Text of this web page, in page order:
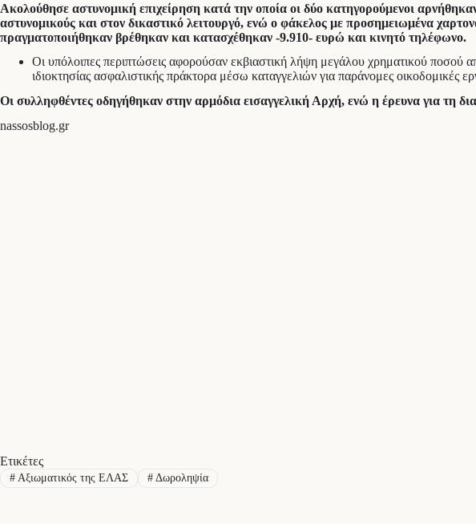
Ακολούθησε αστυνομική επιχείρηση κατά την οποία οι δύο κατηγορούμενοι
αστυνομικούς και στον δικαστικό λειτουργό, ενώ ο φάκελος με προσημειωμένα
πραγματοποιήθηκαν βρέθηκαν και κατασχέθηκαν -9.910- ευρώ και κινητό τηλέφωνο.
Οι υπόλοιπες περιπτώσεις αφορούσαν εκβιαστική λήψη μεγάλου χρηματικού ποσού
ιδιοκτησίας ασφαλιστικής πράκτορα μέσω καταγγελιών για παράνομες οικοδομικές
Οι συλληφθέντες οδηγήθηκαν στην αρμόδια εισαγγελική Αρχή, ενώ η έρευνα για τη
nassosblog.gr
Ετικέτες
#Αξιωματικός της ΕΛΑΣ #Δωροληψία